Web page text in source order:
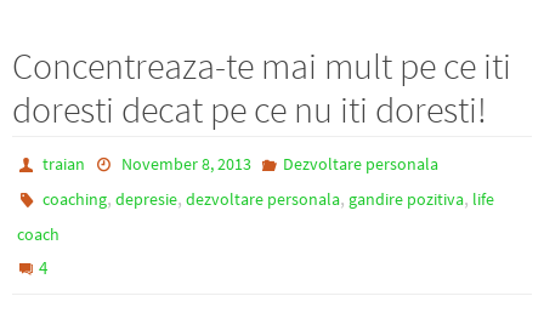
Concentreaza-te mai mult pe ce iti
doresti decat pe ce nu iti doresti!
traian November 8, 2013
Dezvoltare personala
coaching,depresie,dezvoltare personala, gandire pozitiva, life
coach
4